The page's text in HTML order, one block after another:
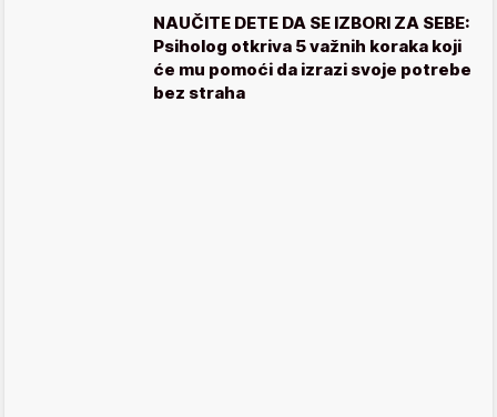
NAUČITE DETE DA SE IZBORI ZA SEBE:
Psiholog otkriva 5 važnih koraka koji
će mu pomoći da izrazi svoje potrebe
bez straha